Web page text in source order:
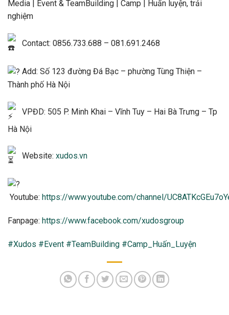
Media | Event & TeamBuilding | Camp | Huấn luyện, trải
nghiệm
Contact: 0856.733.688 – 081.691.2468
Add: Số 123 đường Đá Bạc – phường Tùng Thiện –
Thành phố Hà Nội
VPĐD: 505 P. Minh Khai – Vĩnh Tuy – Hai Bà Trưng – Tp
Hà Nội
Website: xudos.vn
Youtube: https://www.youtube.com/channel/
Fanpage: https://www.facebook.com/xudosgroup
#Xudos #Event #TeamBuilding #Camp_Huấn_Luyện